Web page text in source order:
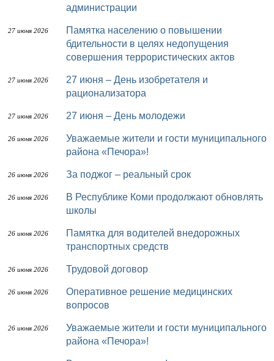
администрации
27 июня 2026
Памятка населению о повышении
бдительности в целях недопущения
совершения террористических актов
27 июня 2026
27 июня – День изобретателя и
рационализатора
27 июня 2026 27 июня – День молодежи
26 июня 2026
Уважаемые жители и гости муниципального
района «Печора»!
26 июня 2026 За поджог – реальный срок
26 июня 2026
В Республике Коми продолжают обновлять
школы
26 июня 2026
Памятка для водителей внедорожных
транспортных средств
26 июня 2026 Трудовой договор
26 июня 2026
Оперативное решение медицинских
вопросов
26 июня 2026
Уважаемые жители и гости муниципального
района «Печора»!